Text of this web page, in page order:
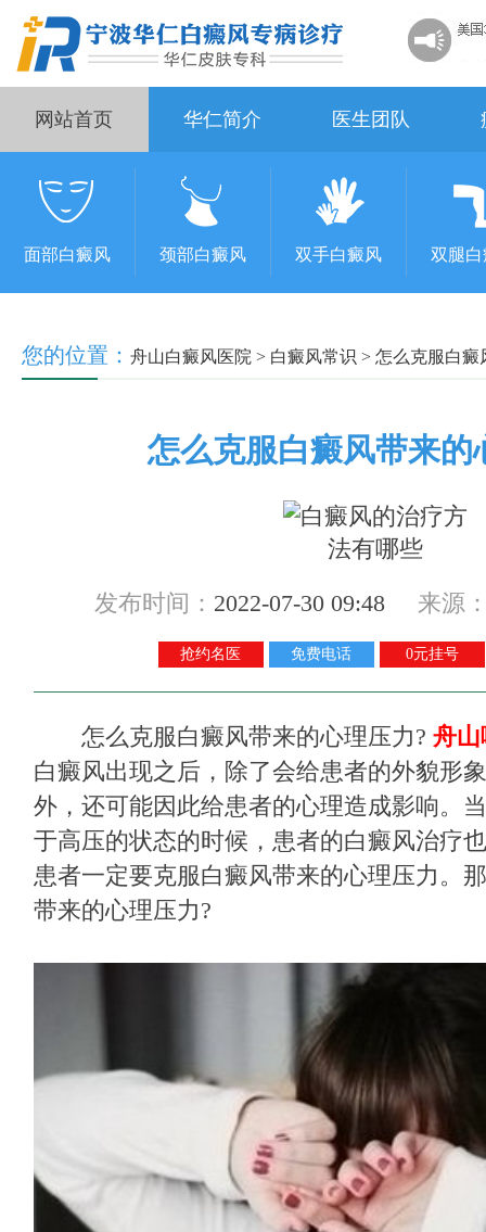
网站首页 华仁简介 医生团队
面部白癜风 颈部白癜风 双手白癜风 双腿
您的位置： 舟山白癜风医院 > 白癜风常识 > 怎么克服白癜
怎么克服白癜风带来的
发布时间： 2022-07-30 09:48 来源
抢约名医 免费电话 0元挂号
怎么克服白癜风带来的心理压力? 舟
白癜风出现之后，除了会给患者的外貌形
外，还可能因此给患者的心理造成影响。
于高压的状态的时候，患者的白癜风治疗
患者一定要克服白癜风带来的心理压力。
带来的心理压力?